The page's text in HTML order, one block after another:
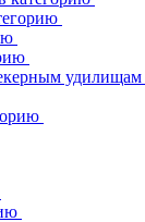
удилищам